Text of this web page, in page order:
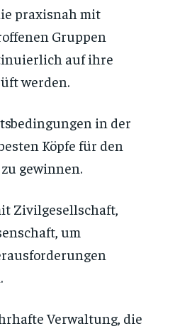
praxisnah mit
Gruppen
auf ihre
werden.
in der
Köpfe für den
gewinnen.
Zivilgesellschaft,
um
Verwaltung, die